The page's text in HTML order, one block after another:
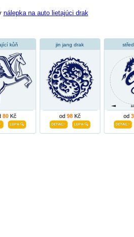
nálepka na auto lietajúci drak
kůň
80Kč
jin jang drak
od 98Kč od